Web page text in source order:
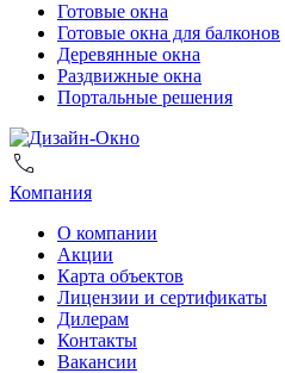
Готовые окна
Готовые окна для балконов
Деревянные окна
Раздвижные окна
Портальные решения
Компания
О компании
Акции
Карта объектов
Лицензии и сертификаты
Дилерам
Контакты
Вакансии